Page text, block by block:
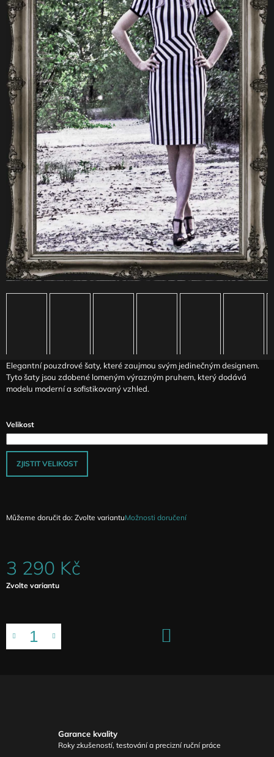
Elegantní pouzdrové šaty, které zaujmou svým jedinečným designem.
Tyto šaty jsou zdobené lomeným výrazným pruhem, který dodává
modelu moderní a sofistikovaný vzhled.
Velikost
ZJISTIT VELIKOST
Můžeme doručit do: Zvolte variantuMožnosti doručení
3 290 Kč
Měrná
Zvolte variantu
Garance kvality
Roky zkušeností, testování a precizní ruční práce
A
J
Í
T
?
HLEDAT
D
O
P
O
R
U
Č
U
J
E
KALHOTY
S
ŘASENÝMI
NOHAVICEMI
990
Kč